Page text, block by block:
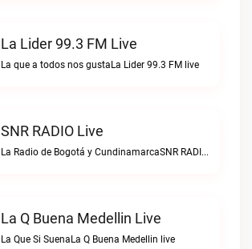
La Lider 99.3 FM Live
La que a todos nos gustaLa Lider 99.3 FM live
SNR RADIO Live
La Radio de Bogotá y CundinamarcaSNR RADIO live
La Q Buena Medellin Live
La Que Si SuenaLa Q Buena Medellin live